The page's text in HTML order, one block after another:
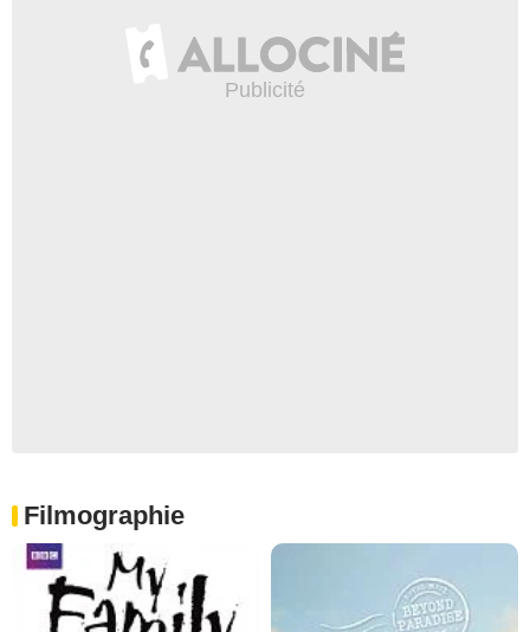
Filmographie